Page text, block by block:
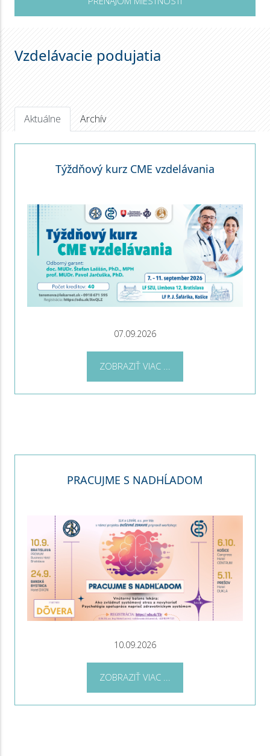
Vzdelávacie podujatia
Aktuálne Archív
Týždňový kurz CME vzdelávania
07.09.2026
ZOBRAZIŤ VIAC ...
PRACUJME S NADHĹADOM
10.09.2026
ZOBRAZIŤ VIAC ...